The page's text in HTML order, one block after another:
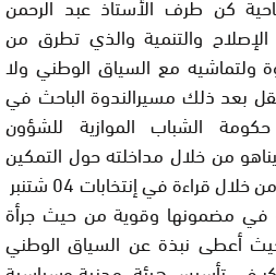
والتنمية والذي تطرق من
ولتماشيه مع السياق الوطني ولا
بعد ذلك مسيرالندوة الباحث في
الشباب الموازية للشؤون
من خلال مداخلته حول التمكين
السياسي للشباب الصحراوي من خلال قراءة في إنتخابات 04 شتنبر
في مضمونها وقوية من حيث جرأة
أعطى نبذة عن السياق الوطني